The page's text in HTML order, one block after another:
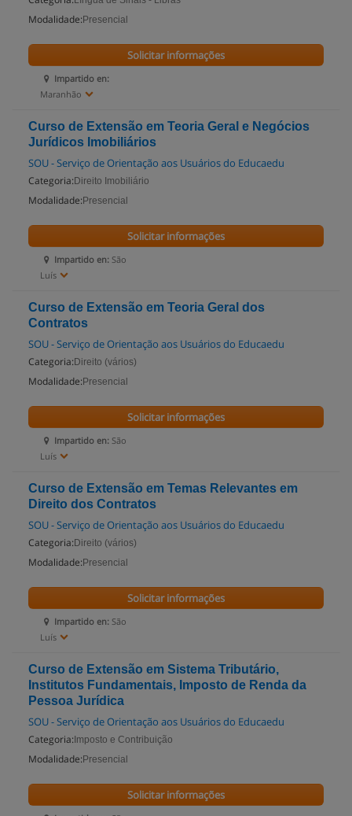
Modalidade: Presencial
Impartido en:
Maranhão
Solicitar informações
Curso de Extensão em Teoria Geral e Negócios
Jurídicos Imobiliários
SOU - Serviço de Orientação aos Usuários do Educaedu
Categoria: Direito Imobiliário
Modalidade: Presencial
Impartido en: São
Luís
Solicitar informações
Curso de Extensão em Teoria Geral dos
Contratos
SOU - Serviço de Orientação aos Usuários do Educaedu
Categoria: Direito (vários)
Modalidade: Presencial
Impartido en: São
Luís
Solicitar informações
Curso de Extensão em Temas Relevantes em
Direito dos Contratos
SOU - Serviço de Orientação aos Usuários do Educaedu
Categoria: Direito (vários)
Modalidade: Presencial
Impartido en: São
Luís
Solicitar informações
Curso de Extensão em Sistema Tributário,
Institutos Fundamentais, Imposto de Renda da
Pessoa Jurídica
SOU - Serviço de Orientação aos Usuários do Educaedu
Categoria: Imposto e Contribuição
Modalidade: Presencial
Solicitar informações